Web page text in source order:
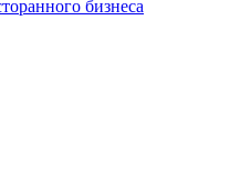
бизнеса